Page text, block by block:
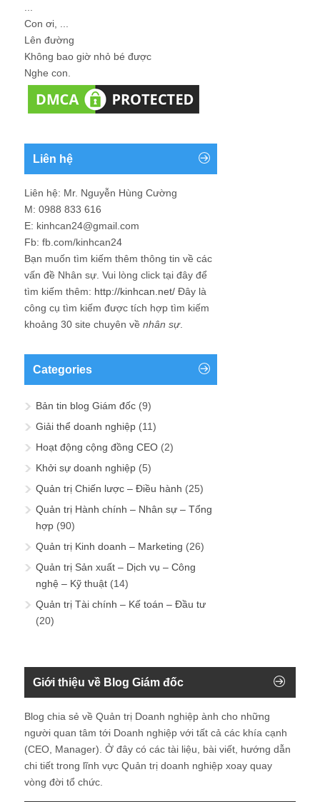
Con ơi, ...
Lên đường
Không bao giờ nhỏ bé được
Nghe con.
Liên hệ
Liên hệ: Mr. Nguyễn Hùng Cường
M: 0988 833 616
E: kinhcan24@gmail.com
Fb: fb.com/kinhcan24
Bạn muốn tìm kiếm thêm thông tin về các
vấn đề Nhân sự . Vui lòng click tại đây để
tìm kiếm thêm: http://kinhcan.net/ Đây là
công cụ tìm kiếm được tích hợp tìm kiếm
khoảng 30 site chuyên về nhân sự.
Categories
Bản tin blog Giám đốc (9)
Giải thể doanh nghiệp (11)
Hoạt động cộng đồng CEO (2)
Khởi sự doanh nghiệp (5)
Quản trị Chiến lược – Điều hành (25)
Quản trị Hành chính – Nhân sự – Tổng
hợp (90)
Quản trị Kinh doanh – Marketing (26)
Quản trị Sản xuất – Dịch vụ – Công
nghệ – Kỹ thuật (14)
Quản trị Tài chính – Kế toán – Đầu tư
(20)
Giới thiệu về Blog Giám đốc
Blog chia sẻ về Quản trị Doanh nghiệp ành cho những
người quan tâm tới Doanh nghiệp với tất cả các khía cạnh
(CEO, Manager). Ở đây có các tài liệu, bài viết, hướng dẫn
chi tiết trong lĩnh vực Quản trị doanh nghiệp xoay quay
vòng đời tổ chức.